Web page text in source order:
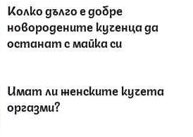
Колко дълго е добре
новородените кученца да
останат с майка си
Имат ли женските кучета
оргазми?